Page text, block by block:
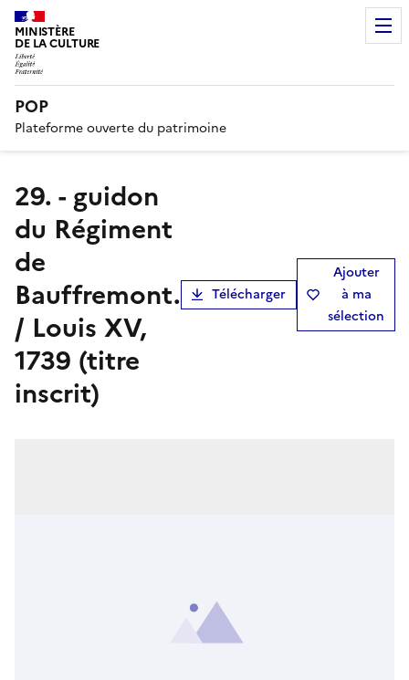
MINISTÈRE
DE LA CULTURE
POP
Plateforme ouverte du patrimoine
29. - guidon
du Régiment
de
Bauffremont.
/ Louis XV,
1739 (titre
inscrit)
Télécharger
Ajouter
à ma
sélection